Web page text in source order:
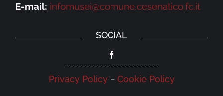
E-mail: infomusei@comune.cesenatico.fc.it
SOCIAL
Privacy Policy– Cookie Policy